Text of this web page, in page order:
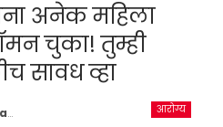
अनेक महिला
चुका! तुम्ही
सावध व्हा
आरोग्य